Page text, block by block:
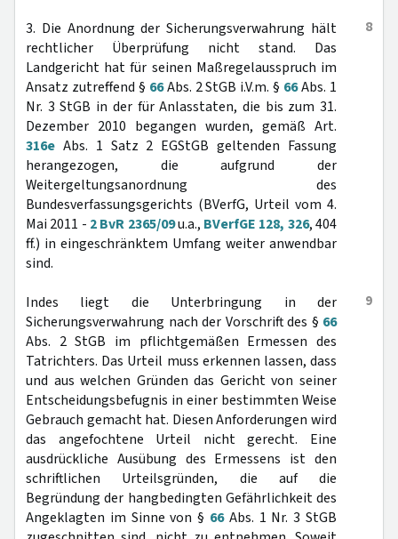
8
3. Die Anordnung der Sicherungsverwahrung hält
rechtlicher Überprüfung nicht stand. Das
Landgericht hat für seinen Maßregelausspruch im
Ansatz zutreffend § 66Abs. 2 StGB i.V.m. § 66Abs. 1
Nr. 3 StGB in der für Anlasstaten, die bis zum 31.
Dezember 2010 begangen wurden, gemäß Art.
316e Abs. 1 Satz 2 EGStGB geltenden Fassung
herangezogen, die aufgrund der
Weitergeltungsanordnung des
Bundesverfassungsgerichts (BVerfG, Urteil vom 4.
Mai 2011 - 2 BvR 2365/09u.a., BVerfGE 128, 326, 404
ff.) in eingeschränktem Umfang weiter anwendbar
sind.
9
Indes liegt die Unterbringung in der
Sicherungsverwahrung nach der Vorschrift des § 66
Abs. 2 StGB im pflichtgemäßen Ermessen des
Tatrichters. Das Urteil muss erkennen lassen, dass
und aus welchen Gründen das Gericht von seiner
Entscheidungsbefugnis in einer bestimmten Weise
Gebrauch gemacht hat. Diesen Anforderungen wird
das angefochtene Urteil nicht gerecht. Eine
ausdrückliche Ausübung des Ermessens ist den
schriftlichen Urteilsgründen, die auf die
Begründung der hangbedingten Gefährlichkeit des
Angeklagten im Sinne von § 66Abs. 1 Nr. 3 StGB